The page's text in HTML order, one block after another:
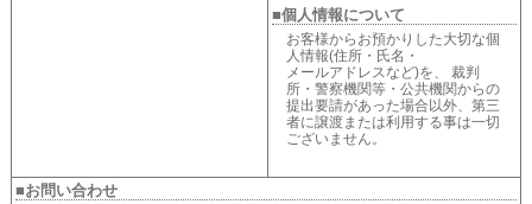
■個人情報について
お客様からお預かりした大切な個
人情報(住所・氏名・
メールアドレスなど)を、 裁判
所・警察機関等・公共機関からの
提出要請があった場合以外、第三
者に譲渡または利用する事は一切
ございません。
■お問い合わせ